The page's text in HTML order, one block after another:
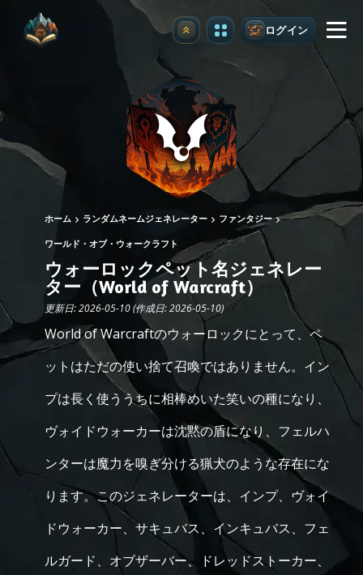
アップグレード ログイン
ホーム ランダムネームジェネレーター ファンタジー
ワールド・オブ・ウォークラフト
ウォーロックペット名ジェネレー
ター（World of Warcraft）
更新日: 2026-05-10 (作成日: 2026-05-10)
World of Warcraftのウォーロックにとって、ペ
ットはただの使い捨て召喚ではありません。イン
プは長く使ううちに相棒めいた笑いの種になり、
ヴォイドウォーカーは沈黙の盾になり、フェルハ
ンターは魔力を嗅ぎ分ける猟犬のような存在にな
ります。このジェネレーターは、インプ、ヴォイ
ドウォーカー、サキュバス、インキュバス、フェ
ルガード、オブザーバー、ドレッドストーカー、